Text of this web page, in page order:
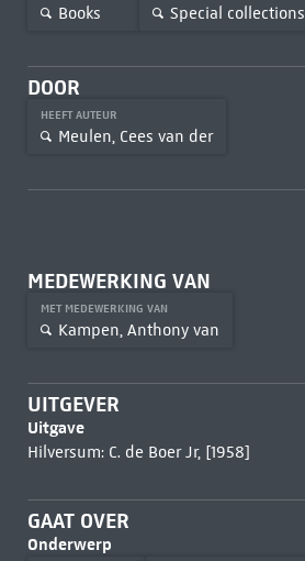
Books Special collections
DOOR
HEEFT AUTEUR
Meulen, Cees van der
MEDEWERKING VAN
MET MEDEWERKING VAN
Kampen, Anthony van
UITGEVER
Uitgave
Hilversum: C. de Boer Jr, [1958]
GAAT OVER
Onderwerp